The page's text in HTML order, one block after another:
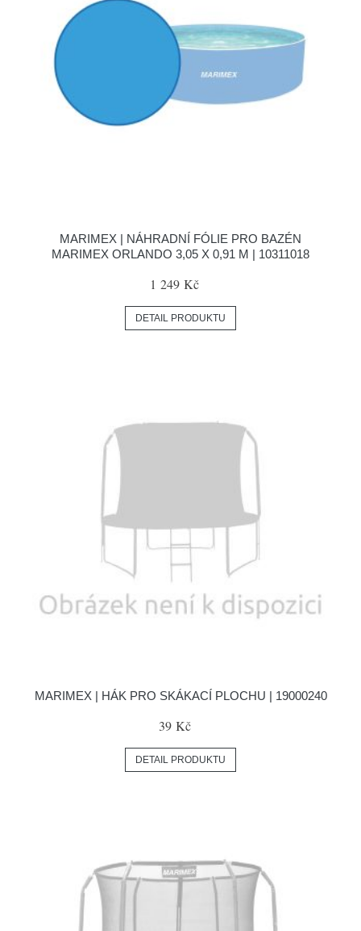
MARIMEX | NÁHRADNÍ FÓLIE PRO BAZÉN
MARIMEX ORLANDO 3,05 X 0,91 M | 10311018
1 249 Kč
DETAIL PRODUKTU
MARIMEX | HÁK PRO SKÁKACÍ PLOCHU | 19000240
39 Kč
DETAIL PRODUKTU